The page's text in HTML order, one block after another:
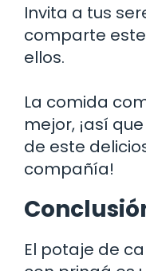
Invita a tus
comparte
ellos.
La comida
mejor, ¡así
de este
compañía!
El potaje de